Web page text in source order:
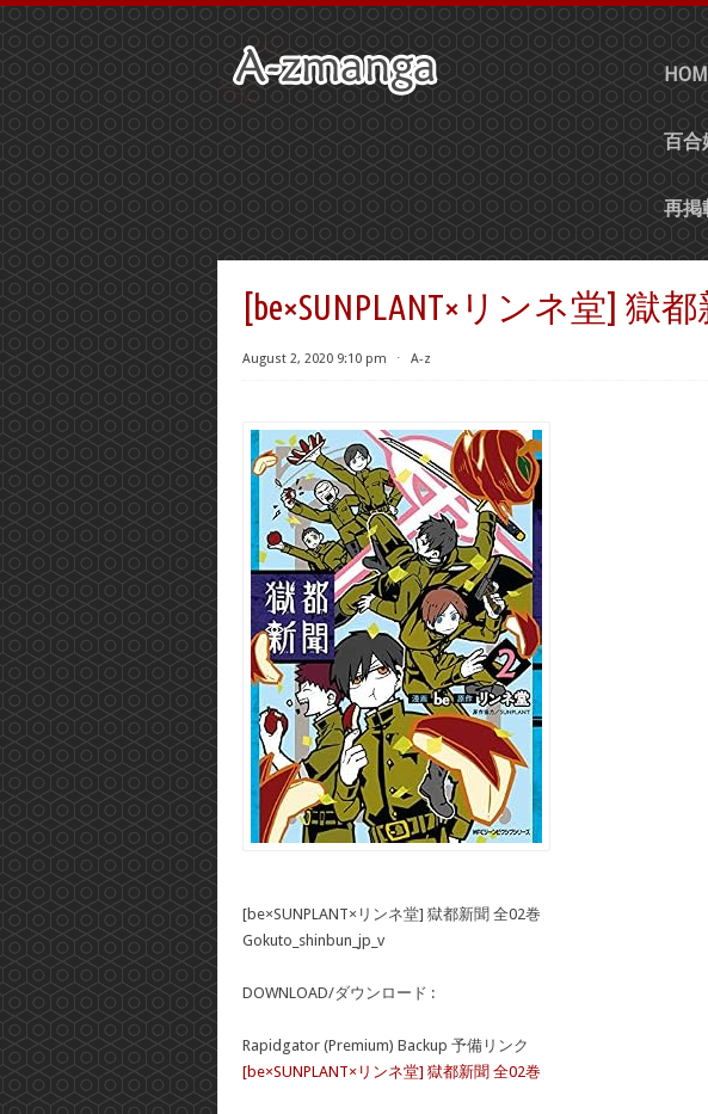
百合
再掲
[be×SUNPLANT×リンネ堂] 獄
August 2, 2020 9:10 pm ⋅ A-z
[be×SUNPLANT×リンネ堂] 獄都新聞 全02巻
Gokuto_shinbun_jp_v
DOWNLOAD/ダウンロード :
Rapidgator (Premium) Backup 予備リンク
[be×SUNPLANT×リンネ堂] 獄都新聞 全02巻